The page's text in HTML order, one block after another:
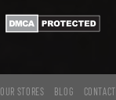
OUR STORES BLOG CONTACT